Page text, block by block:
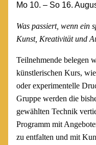
Mo 10. – So 16.
Was passiert, wenn ein
Kunst, Kreativität und
Teilnehmende belegen
künstlerischen Kurs,
oder experimentelle
Gruppe werden die
gewählten Technik
Programm mit
zu entfalten und mit